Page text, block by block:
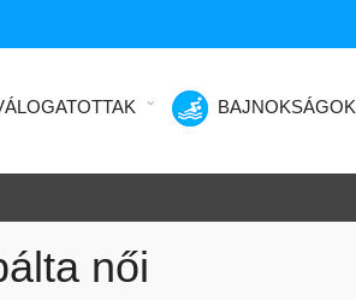
BAJNOKSÁGOK
női